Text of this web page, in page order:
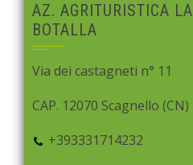
AZ. AGRITURISTICA LA
BOTALLA
Via dei castagneti n° 11
CAP. 12070 Scagnello (CN)
+393331714232